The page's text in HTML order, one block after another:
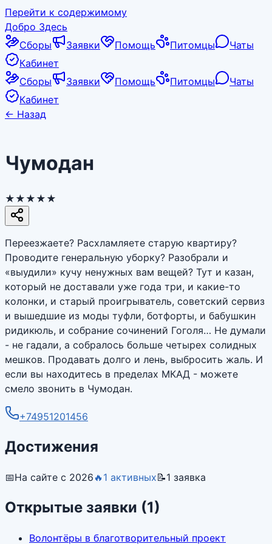
Перейти к содержимому
Добро Здесь
Сборы
Заявки Помощь Питомцы
Чаты
Кабинет
Сборы
Заявки Помощь Питомцы
Чаты
Кабинет
← Назад
Чумодан
★★★★★
Переезжаете? Расхламляете старую квартиру?
Проводите генеральную уборку? Разобрали и
«выудили» кучу ненужных вам вещей? Тут и казан,
который не доставали уже года три, и какие-то
колонки, и старый проигрыватель, советский сервиз
и вышедшие из моды туфли, ботфорты, и бабушкин
ридикюль, и собрание сочинений Гоголя… Не думали
- не гадали, а собралось больше четырех солидных
мешков. Продавать долго и лень, выбросить жаль. И
если вы находитесь в пределах МКАД - можете
смело звонить в Чумодан.
+74951201456
Достижения
📅На сайте с 2026 🔥 1 активных📝1 заявка
Открытые заявки (1)
Волонтёры в благотворительный проект